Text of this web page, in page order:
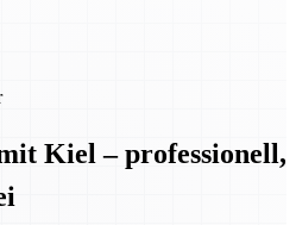
Kiel – professionell,